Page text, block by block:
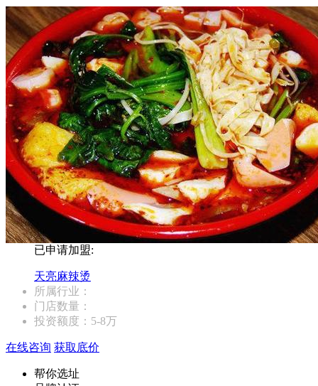
已申请加盟:
天亮麻辣烫
所属行业：
门店数量：
投资额度： 5-8万
在线咨询 获取底价
帮你选址